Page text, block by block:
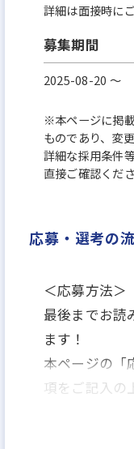
詳細は面接時に
募集期間
2025-08-20 〜
※本ページに掲
ものであり、変
詳細な採用条件
直接ご確認くださ
応募・選考の
＜応募方法＞
最後までお読
ます！
本ページの「
項をご記入の